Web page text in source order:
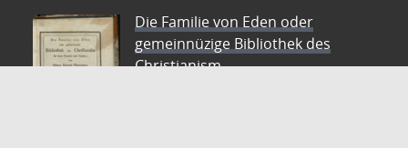
Die Familie von Eden oder
gemeinnüzige Bibliothek des
Christianism